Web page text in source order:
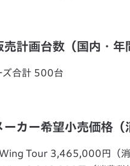
売計画台数（国内・年
ズ合計 500台
ーカー希望小売価格（
Tour 3,465,000円（